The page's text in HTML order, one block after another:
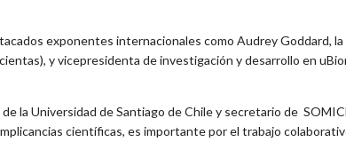
exponentes internacionales como Audrey Goddard, la
y vicepresidenta de investigación y desarrollo en
la Universidad de Santiago de Chile y secretario de
científicas, es importante por el trabajo